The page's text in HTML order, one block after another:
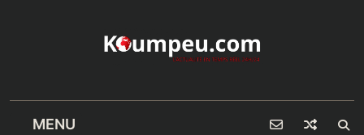
MENU